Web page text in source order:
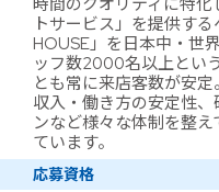
時間のクオリティに特
トサービス」を提供す
HOUSE」を日本中・世
ッフ数2000名以上とい
とも常に来店客数が安定
収入・働き方の安定性
ンなど様々な体制を整
ています。
応募資格